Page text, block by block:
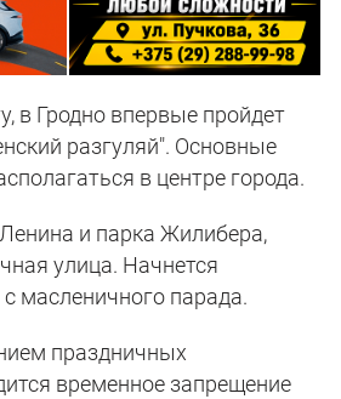
в Гродно впервые пройдет
разгуляй". Основные
в центре города.
и парка Жилибера,
улица. Начнется
масленичного парада.
праздничных
временное запрещение